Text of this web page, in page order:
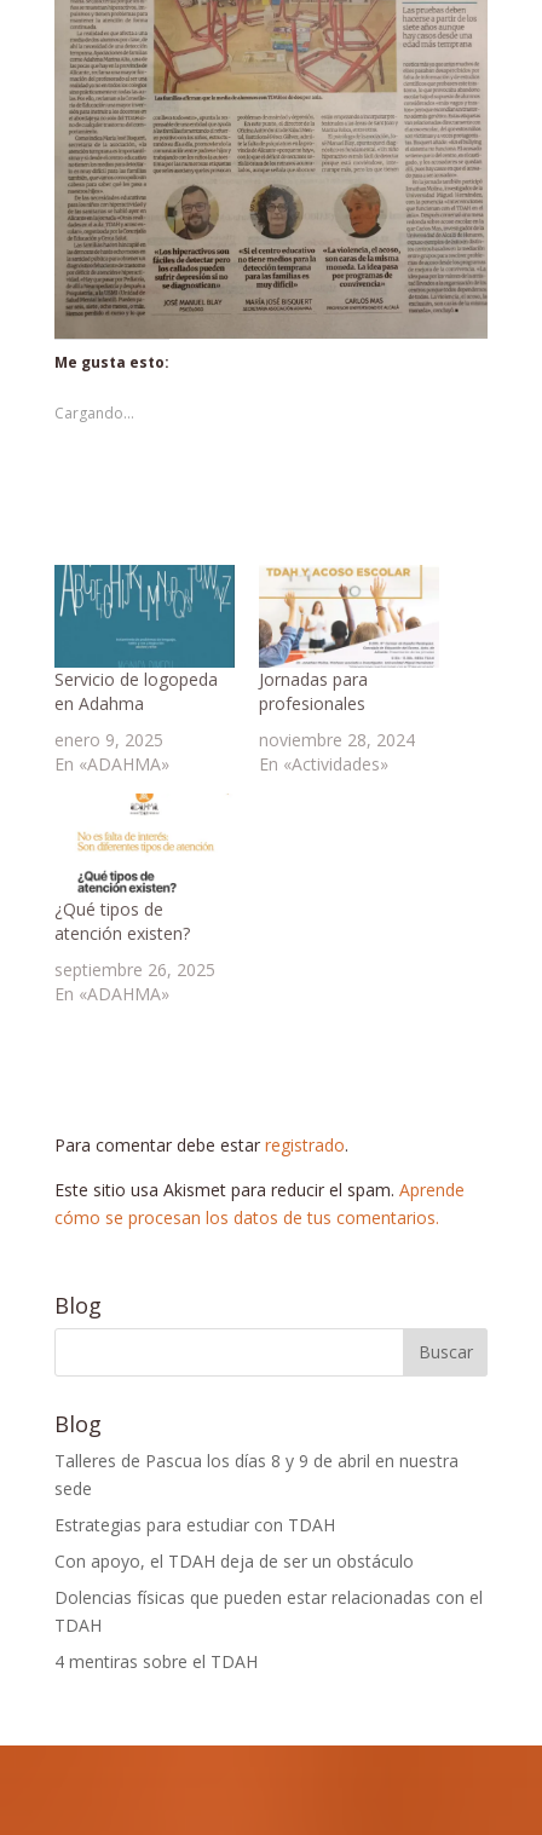
Me gusta esto:
Cargando...
Servicio de logopeda
en Adahma
enero 9, 2025
En «ADAHMA»
Jornadas para
profesionales
noviembre 28, 2024
En «Actividades»
¿Qué tipos de
atención existen?
septiembre 26, 2025
En «ADAHMA»
Para comentar debe estar registrado.
Este sitio usa Akismet para reducir el spam. Aprende
cómo se procesan los datos de tus comentarios.
Blog
Blog
Talleres de Pascua los días 8 y 9 de abril en nuestra
sede
Estrategias para estudiar con TDAH
Con apoyo, el TDAH deja de ser un obstáculo
Dolencias físicas que pueden estar relacionadas con el
TDAH
4 mentiras sobre el TDAH